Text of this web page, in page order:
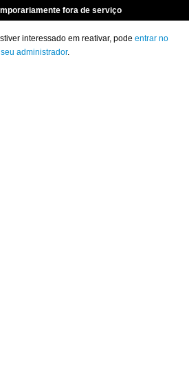
fora de serviço
interessado em reativar, pode entrar no
seu administrador.